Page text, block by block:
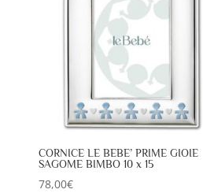
CORNICE LE BEBE’ PRIME GIOIE
SAGOME BIMBO 10 x 15
78,00€